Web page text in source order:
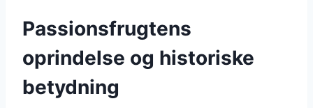
Passionsfrugtens
oprindelse og historiske
betydning